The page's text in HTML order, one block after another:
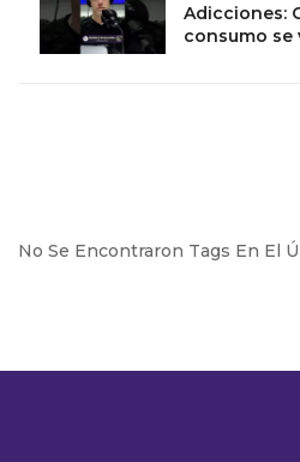
Adicciones:
consumo se
No Se Encontraron Tags En El